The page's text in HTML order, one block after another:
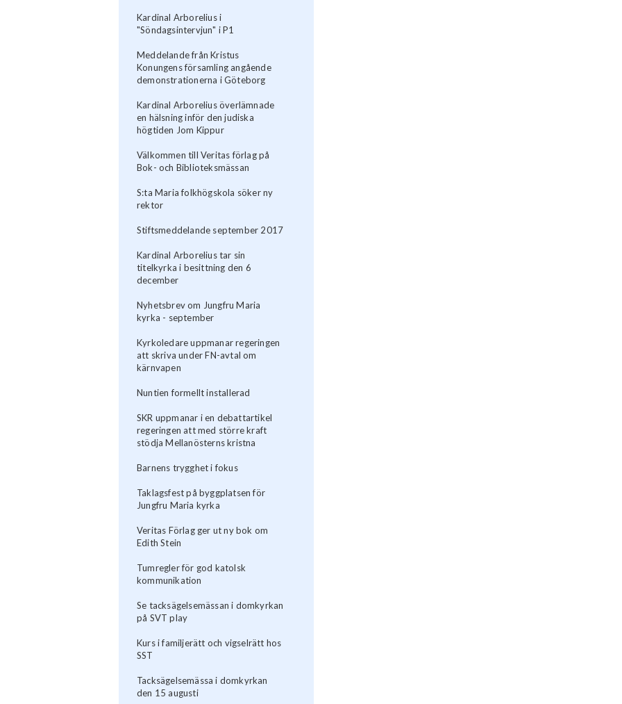
Kardinal Arborelius i
"Söndagsintervjun" i P1
Meddelande från Kristus
Konungens församling angående
demonstrationerna i Göteborg
Kardinal Arborelius överlämnade
en hälsning inför den judiska
högtiden Jom Kippur
Välkommen till Veritas förlag på
Bok- och Biblioteksmässan
S:ta Maria folkhögskola söker ny
rektor
Stiftsmeddelande september 2017
Kardinal Arborelius tar sin
titelkyrka i besittning den 6
december
Nyhetsbrev om Jungfru Maria
kyrka - september
Kyrkoledare uppmanar regeringen
att skriva under FN-avtal om
kärnvapen
Nuntien formellt installerad
SKR uppmanar i en debattartikel
regeringen att med större kraft
stödja Mellanösterns kristna
Barnens trygghet i fokus
Taklagsfest på byggplatsen för
Jungfru Maria kyrka
Veritas Förlag ger ut ny bok om
Edith Stein
Tumregler för god katolsk
kommunikation
Se tacksägelsemässan i domkyrkan
på SVT play
Kurs i familjerätt och vigselrätt hos
SST
Tacksägelsemässa i domkyrkan
den 15 augusti